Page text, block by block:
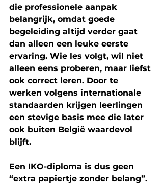
die professionele aanpak
belangrijk, omdat goede
begeleiding altijd verder gaat
dan alleen een leuke eerste
ervaring. Wie les volgt, wil niet
alleen eens proberen, maar liefst
ook correct leren. Door te
werken volgens internationale
standaarden krijgen leerlingen
een stevige basis mee die later
ook buiten België waardevol
blijft.
Een IKO-diploma is dus geen
“extra papiertje zonder belang”.